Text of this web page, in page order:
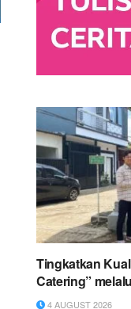
Tingkatkan
Catering”
4 AUGUST 2026